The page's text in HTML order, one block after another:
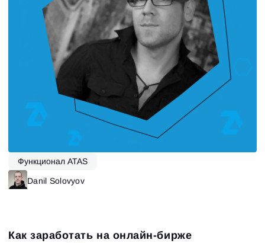
Функционал ATAS
Danil Solovyov
Как заработать на онлайн-бирже
Войти
Нет учётной записи? Зарегистрироваться
Сбросить пароль
Зарегистрироваться
Уже есть учётная запись?Войти